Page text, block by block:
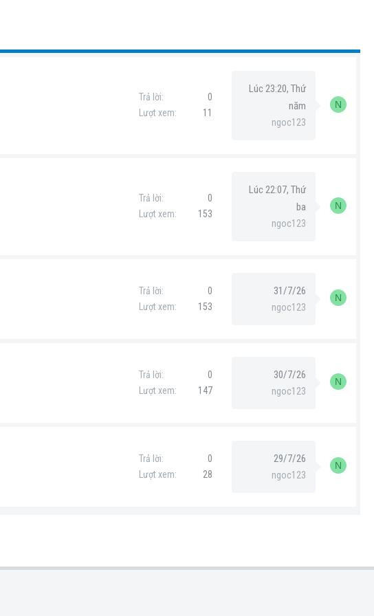
Trả lời
0
Lượt xem
11
Lúc 23:20, Thứ
năm
ngoc123
N
Trả lời
0
Lượt xem
153
Lúc 22:07, Thứ
ba
ngoc123
N
Trả lời
0
Lượt xem
153
31/7/26
ngoc123
N
Trả lời
0
Lượt xem
147
30/7/26
ngoc123
N
Trả lời
0
Lượt xem
28
29/7/26
ngoc123
N